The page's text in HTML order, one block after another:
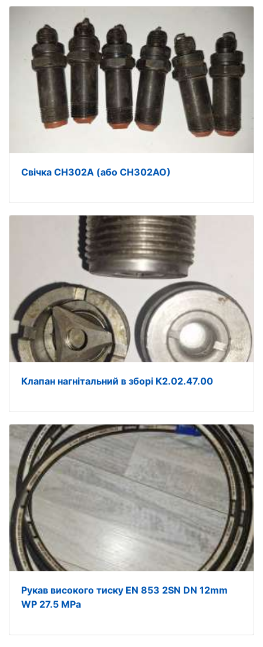
Свічка СН302А (або СН302АО)
Клапан нагнітальний в зборі К2.02.47.00
Рукав високого тиску EN 853 2SN DN 12mm
WP 27.5 MPa